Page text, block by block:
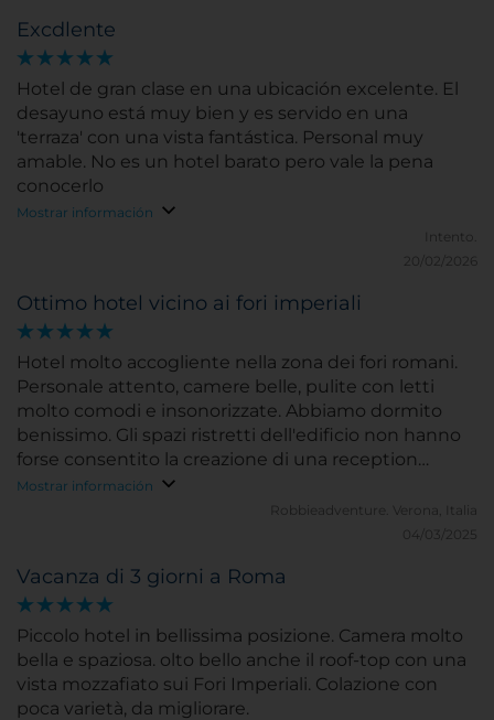
Excdlente
Hotel de gran clase en una ubicación excelente. El
desayuno está muy bien y es servido en una
'terraza' con una vista fantástica. Personal muy
amable. No es un hotel barato pero vale la pena
conocerlo
Mostrar información
Intento.
20/02/2026
Ottimo hotel vicino ai fori imperiali
Hotel molto accogliente nella zona dei fori romani.
Personale attento, camere belle, pulite con letti
molto comodi e insonorizzate. Abbiamo dormito
benissimo. Gli spazi ristretti dell'edificio non hanno
forse consentito la creazione di una reception
adeguata e spaziosa e di una zona colazione ampia
con buffet che invece è servita al tavolo. Mancanza
la possibilità di fare colazione presso il ristorante Oro
Bistrot sulla terrazza nella zona riparata con vista
sull'Altare della Patria magari anche con un costo
aggiuntivo.
Mostrar información
Robbieadventure.
Verona, Italia
04/03/2025
Vacanza di 3 giorni a Roma
Piccolo hotel in bellissima posizione. Camera molto
bella e spaziosa. olto bello anche il roof-top con una
vista mozzafiato sui Fori Imperiali. Colazione con
poca varietà, da migliorare.